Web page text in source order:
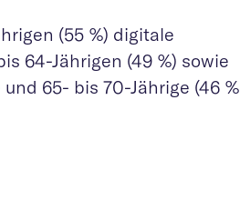
(55 %) digitale
64-Jährigen (49 %) sowie
65- bis 70-Jährige (46 %